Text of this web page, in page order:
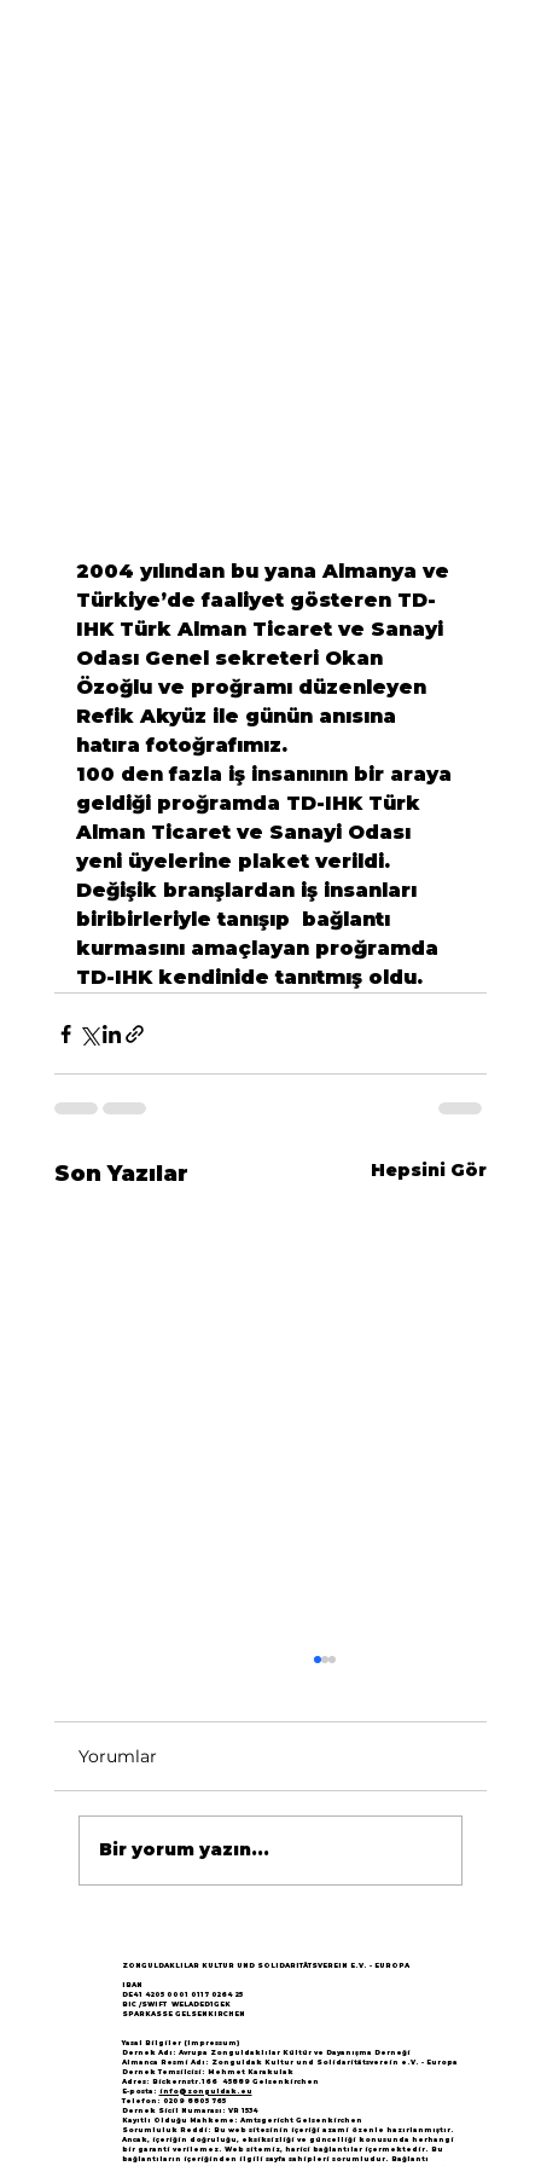
2004 yılından bu yana Almanya ve
Türkiye’de faaliyet gösteren TD-
IHK Türk Alman Ticaret ve Sanayi
Odası Genel sekreteri Okan
Özoğlu ve proğramı düzenleyen
Refik Akyüz ile günün anısına
hatıra fotoğrafımız.
100 den fazla iş insanının bir araya
geldiği proğramda TD-IHK Türk
Alman Ticaret ve Sanayi Odası
yeni üyelerine plaket verildi.
Değişik branşlardan iş insanları
biribirleriyle tanışıp  bağlantı
kurmasını amaçlayan proğramda
TD-IHK kendinide tanıtmış oldu.
Son Yazılar Hepsini Gör
büyük yankı uyandırdı...
Yorumlar
Bir yorum yazın...
ZONGULDAKLILAR KULTUR UND SOLIDARITÄTSVEREIN E.V. - EUROPA
IBAN
DE41 4205 0001 0117 0264 25
BIC /SWIFT WELADED1GEK
SPARKASSE GELSENKIRCHEN
Yasal Bilgiler (Impressum)
Dernek Adı: Avrupa Zonguldaklılar Kültür ve Dayanışma Derneği
Almanca Resmi Adı: Zonguldak Kultur und Solidaritätsverein e.V. - Europa
Dernek Temsilcisi: Mehmet Karakulak
Adres: Bickernstr.166 45889 Gelsenkirchen
E-posta: info@zonguldak.eu
Telefon: 0209 8805 765
Dernek Sicil Numarası: VR 1534
Kayıtlı Olduğu Mahkeme: Amtsgericht Gelsenkirchen
Sorumluluk Reddi: Bu web sitesinin içeriği azami özenle hazırlanmıştır.
Ancak, içeriğin doğruluğu, eksiksizliği ve güncelliği konusunda herhangi
bir garanti verilemez. Web sitemiz, harici bağlantılar içermektedir. Bu
bağlantıların içeriğinden ilgili sayfa sahipleri sorumludur. Bağlantı